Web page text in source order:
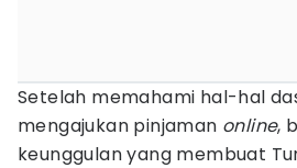
Setelah memahami hal-hal
mengajukan pinjaman online,
keunggulan yang membuat